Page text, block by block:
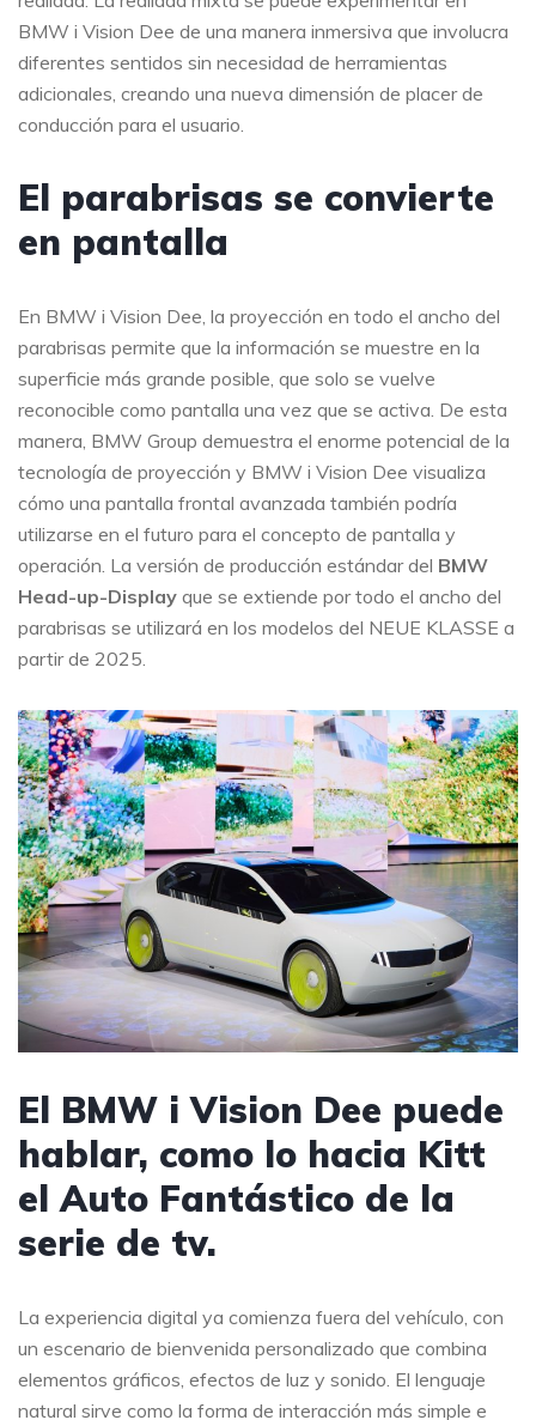
BMW i Vision Dee de una manera inmersiva que involucra
diferentes sentidos sin necesidad de herramientas
adicionales, creando una nueva dimensión de placer de
conducción para el usuario.
El parabrisas se convierte
en pantalla
En BMW i Vision Dee, la proyección en todo el ancho del
parabrisas permite que la información se muestre en la
superficie más grande posible, que solo se vuelve
reconocible como pantalla una vez que se activa. De esta
manera, BMW Group demuestra el enorme potencial de la
tecnología de proyección y BMW i Vision Dee visualiza
cómo una pantalla frontal avanzada también podría
utilizarse en el futuro para el concepto de pantalla y
operación. La versión de producción estándar del BMW
Head-up-Display que se extiende por todo el ancho del
parabrisas se utilizará en los modelos del NEUE KLASSE a
partir de 2025.
El BMW i Vision Dee puede
hablar, como lo hacia Kitt
el Auto Fantástico de la
serie de tv.
La experiencia digital ya comienza fuera del vehículo, con
un escenario de bienvenida personalizado que combina
elementos gráficos, efectos de luz y sonido. El lenguaje
natural sirve como la forma de interacción más simple e